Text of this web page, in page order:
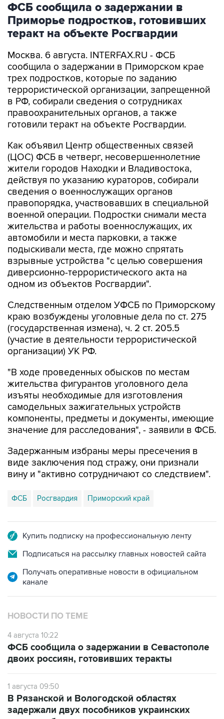
ФСБ сообщила о задержании в
Приморье подростков, готовивших
теракт на объекте Росгвардии
Москва. 6 августа. INTERFAX.RU - ФСБ
сообщила о задержании в Приморском крае
трех подростков, которые по заданию
террористической организации, запрещенной
в РФ, собирали сведения о сотрудниках
правоохранительных органов, а также
готовили теракт на объекте Росгвардии.
Как объявил Центр общественных связей
(ЦОС) ФСБ в четверг, несовершеннолетние
жители городов Находки и Владивостока,
действуя по указанию кураторов, собирали
сведения о военнослужащих органов
правопорядка, участвовавших в специальной
военной операции. Подростки снимали места
жительства и работы военнослужащих, их
автомобили и места парковки, а также
подыскивали места, где можно спрятать
взрывные устройства "с целью совершения
диверсионно-террористического акта на
одном из объектов Росгвардии".
Следственным отделом УФСБ по Приморскому
краю возбуждены уголовные дела по ст. 275
(государственная измена), ч. 2 ст. 205.5
(участие в деятельности террористической
организации) УК РФ.
"В ходе проведенных обысков по местам
жительства фигурантов уголовного дела
изъяты необходимые для изготовления
самодельных зажигательных устройств
компоненты, предметы и документы, имеющие
значение для расследования", - заявили в ФСБ.
Задержанным избраны меры пресечения в
виде заключения под стражу, они признали
вину и "активно сотрудничают со следствием".
ФСБ Росгвардия Приморский край
Купить подписку на профессиональную ленту
Подписаться на рассылку главных новостей сайта
Получать оперативные новости в официальном
канале
НОВОСТИ ПО ТЕМЕ
4 августа 10:22
ФСБ сообщила о задержании в Севастополе
двоих россиян, готовивших теракты
1 августа 09:50
В Рязанской и Вологодской областях
задержали двух пособников украинских